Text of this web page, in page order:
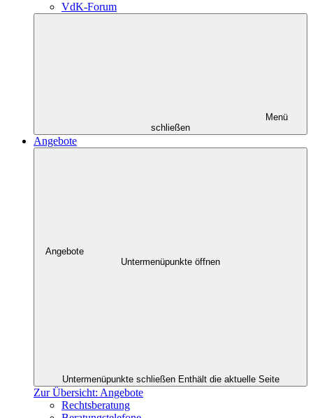
VdK-Forum
Menü
schließen
Angebote
Angebote
Untermenüpunkte öffnen
Untermenüpunkte schließen Enthält die aktuelle Seite
Zur Übersicht: Angebote
Rechtsberatung